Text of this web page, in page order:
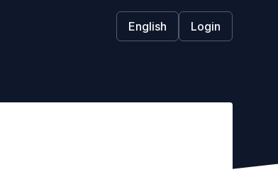
English Login